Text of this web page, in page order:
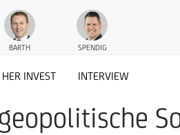
BARTH SPENDIG
HER INVEST INTERVIEW